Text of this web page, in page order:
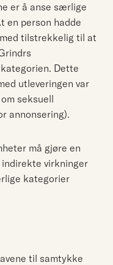
er å anse særlige
en person hadde
tilstrekkelig til at
Dette
utleveringen var
seksuell
annonsering).
må gjøre en
virkninger
kategorier
til samtykke